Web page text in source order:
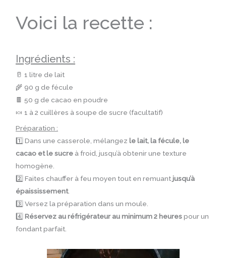
Voici la recette :
Ingrédients :
🥛 1 litre de lait
🌾 90 g de fécule
🍫 50 g de cacao en poudre
🍬 1 à 2 cuillères à soupe de sucre (facultatif)
Préparation :
1️⃣ Dans une casserole, mélangezle lait, la fécule, le
cacao et le sucre à froid, jusqu’à obtenir une texture
homogène.
2️⃣ Faites chauffer à feu moyen tout en remuantjusqu’à
épaississement.
3️⃣ Versez la préparation dans un moule.
4️⃣Réservez au réfrigérateur au minimum 2 heurespour un
fondant parfait.